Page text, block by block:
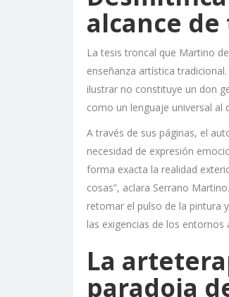
alcance de
La tesis troncal que Martino
enseñanza artística
ilustrar no constituye un don
como un lenguaje universal al
A través de sus páginas, el
necesidad de expresión
forma exacta la realidad
cosas”, aclara Serrano
retomar el pulso de la pintura
las exigencias de los entornos
La
paradoja